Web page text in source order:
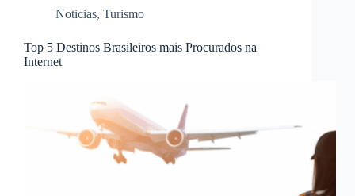
Noticias, Turismo
Top 5 Destinos Brasileiros mais Procurados na
Internet